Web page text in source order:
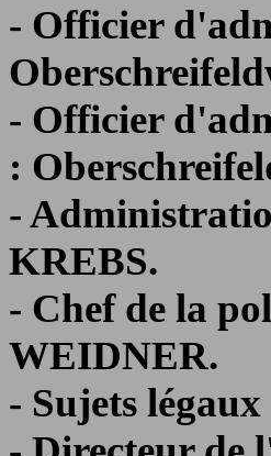
- Officier
- Officier
:
-
KREBS.
- Chef de la
WEIDNER.
- Sujets